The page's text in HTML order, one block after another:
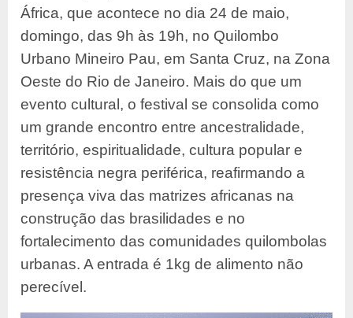
África, que acontece no dia 24 de maio,
domingo, das 9h às 19h, no Quilombo
Urbano Mineiro Pau, em Santa Cruz, na Zona
Oeste do Rio de Janeiro. Mais do que um
evento cultural, o festival se consolida como
um grande encontro entre ancestralidade,
território, espiritualidade, cultura popular e
resistência negra periférica, reafirmando a
presença viva das matrizes africanas na
construção das brasilidades e no
fortalecimento das comunidades quilombolas
urbanas. A entrada é 1kg de alimento não
perecível.